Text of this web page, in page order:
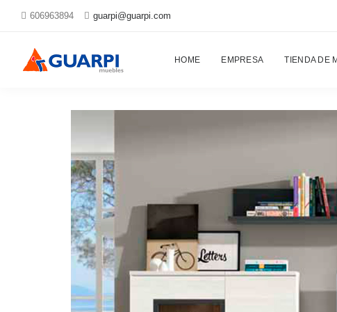
606963894 guarpi@guarpi.com
HOME EMPRESA TIENDA DE